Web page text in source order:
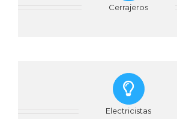
Cerrajeros
Electricistas